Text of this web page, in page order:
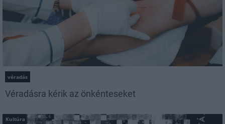
véradás
Véradásra kérik az önkénteseket
Kultúra